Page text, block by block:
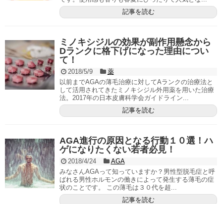
記事を読む
ミノキシジルの効果が副作用懸念から
Dランクに格下げになった理由につい
て！
2018/5/9
薬
以前までAGAの薄毛治療に対してAランクの治療法と
して活用されてきたミノキシジル外用薬を用いた治療
法。2017年の日本皮膚科学会ガイドライン...
記事を読む
AGA進行の原因となる行動１０選！ハ
ゲになりたくない若者必見！
2018/4/24
AGA
みなさんAGAって知っていますか？男性型脱毛症と呼
ばれる男性ホルモンの働きによって発生する薄毛の症
状のことです。 この薄毛は３０代を超...
記事を読む